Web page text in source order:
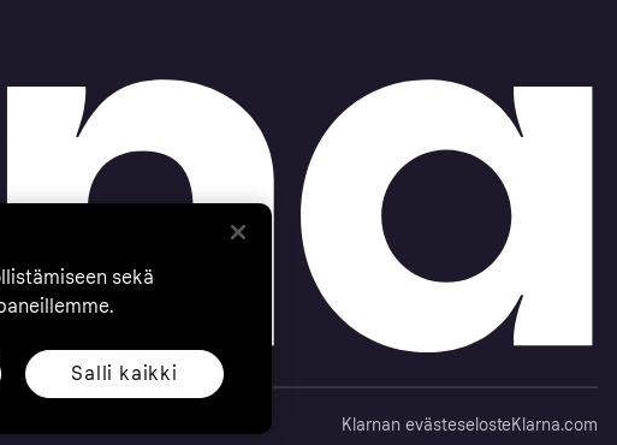
Klarnan evästeselosteKlarna.com
sekä
Salli kaikki